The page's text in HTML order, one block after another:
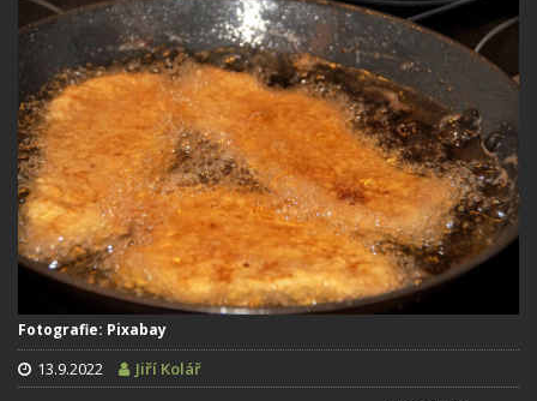
Fotografie: Pixabay
13.9.2022 Jiří Kolář